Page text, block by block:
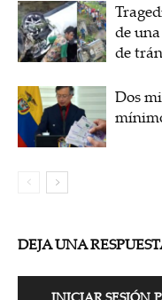
de
de
Dos
DEJA UNA